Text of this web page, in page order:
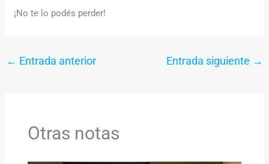
¡No te lo podés perder!
← Entrada anterior Entrada siguiente →
Otras notas